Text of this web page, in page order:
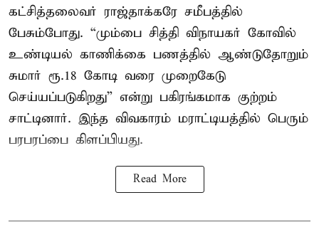
கட்சித்தலைவர் ராஜ்தாக்கரே சமீபத்தில்
பேசும்போது. “மும்பை சித்தி விநாயகர் கோவில்
உண்டியல் காணிக்கை பணத்தில் ஆண்டுதோறும்
சுமார் ரூ.18 கோடி வரை முறைகேடு
செய்யப்படுகிறது” என்று பகிரங்கமாக குற்றம்
சாட்டினார். இந்த விவகாரம் மராட்டியத்தில் பெரும்
பரபரப்பை கிளப்பியது.
Read More